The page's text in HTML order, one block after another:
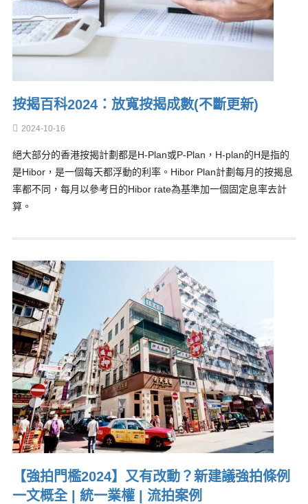
按揭百科2024：放寬按揭成數(不斷更新)
2024-10-16
絕大部分的香港按揭計劃都是H-Plan或P-Plan，H-plan的H是指的
是Hibor，是一個每天都浮動的利率。Hibor Plan計劃每月的按揭息
率都不同，每月以參考日的Hibor rate為基準加一個固定息率去計
算。
【強拍門檻2024】又有改動？新建議強拍條例
一文概全 | 統一業權 | 流拍案例